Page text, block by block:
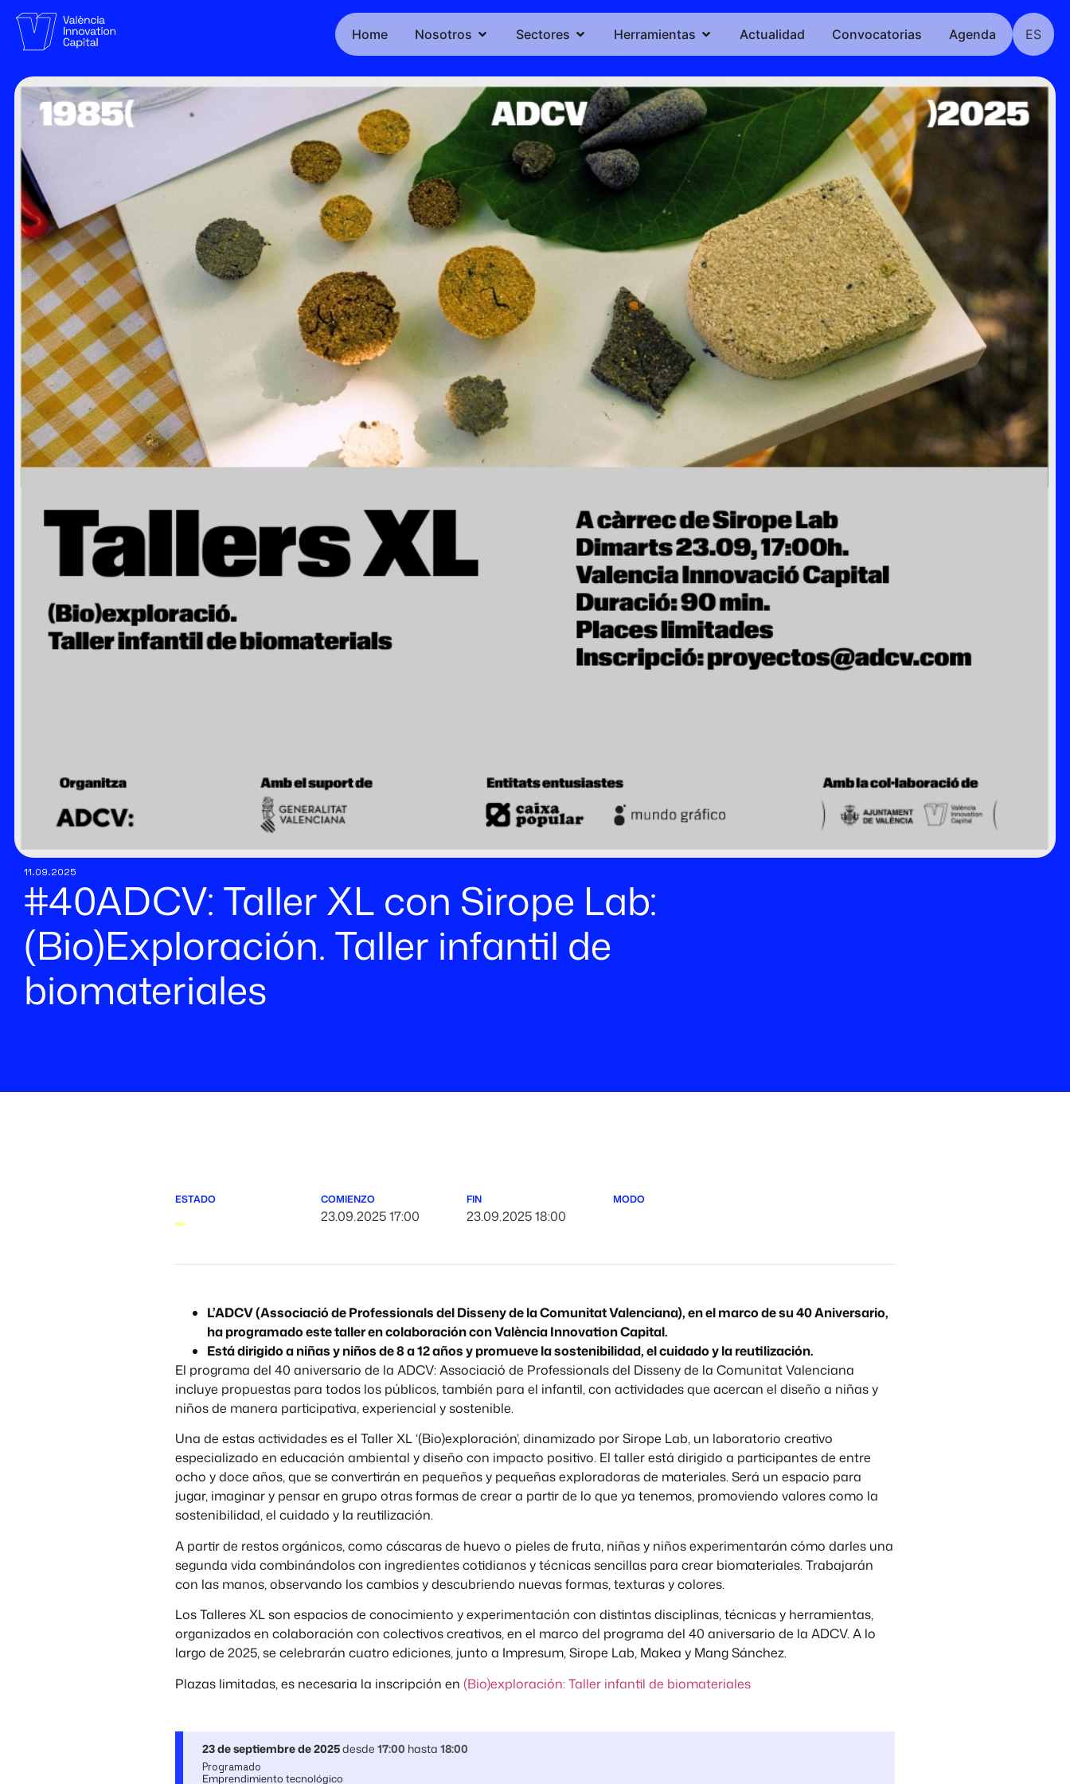
Home Nosotros Sectores Herramientas Actualidad Convocatorias Agenda ES
11.09.2025
#40ADCV: Taller XL con Sirope Lab:
(Bio)Exploración. Taller infantil de
biomateriales
ESTADO COMIENZO
23.09.2025 17:00
FIN
23.09.2025 18:00
MODO
L’ADCV (Associació de Professionals del Disseny de la Comunitat Valenciana), en el marco de su 40 Aniversario,
ha programado este taller en colaboración con València Innovation Capital.
Está dirigido a niñas y niños de 8 a 12 años y promueve la sostenibilidad, el cuidado y la reutilización.
El programa del 40 aniversario de la ADCV: Associació de Professionals del Disseny de la Comunitat Valenciana
incluye propuestas para todos los públicos, también para el infantil, con actividades que acercan el diseño a niñas y
niños de manera participativa, experiencial y sostenible.
Una de estas actividades es el Taller XL ‘(Bio)exploración’, dinamizado por Sirope Lab, un laboratorio creativo
especializado en educación ambiental y diseño con impacto positivo. El taller está dirigido a participantes de entre
ocho y doce años, que se convertirán en pequeños y pequeñas exploradoras de materiales. Será un espacio para
jugar, imaginar y pensar en grupo otras formas de crear a partir de lo que ya tenemos, promoviendo valores como la
sostenibilidad, el cuidado y la reutilización.
A partir de restos orgánicos, como cáscaras de huevo o pieles de fruta, niñas y niños experimentarán cómo darles una
segunda vida combinándolos con ingredientes cotidianos y técnicas sencillas para crear biomateriales. Trabajarán
con las manos, observando los cambios y descubriendo nuevas formas, texturas y colores.
Los Talleres XL son espacios de conocimiento y experimentación con distintas disciplinas, técnicas y herramientas,
organizados en colaboración con colectivos creativos, en el marco del programa del 40 aniversario de la ADCV. A lo
largo de 2025, se celebrarán cuatro ediciones, junto a Impresum, Sirope Lab, Makea y Mang Sánchez.
Plazas limitadas, es necesaria la inscripción en (Bio)exploración: Taller infantil de biomateriales
23 de septiembre de 2025desde 17:00 hasta 18:00
Programado
Emprendimiento tecnológico